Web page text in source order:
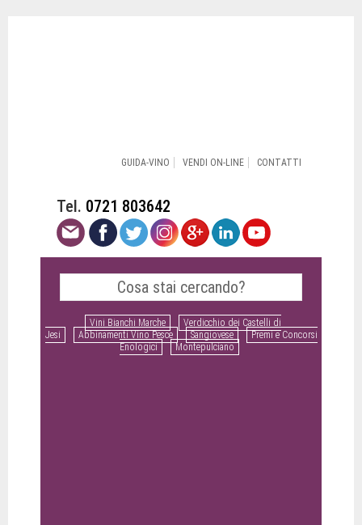
GUIDA-VINO VENDI ON-LINE CONTATTI
Tel. 0721 803642
Vini Bianchi Marche
Verdicchio dei Castelli di
Jesi
Abbinamenti Vino Pesce Sangiovese
Premi e Concorsi
Enologici
Montepulciano